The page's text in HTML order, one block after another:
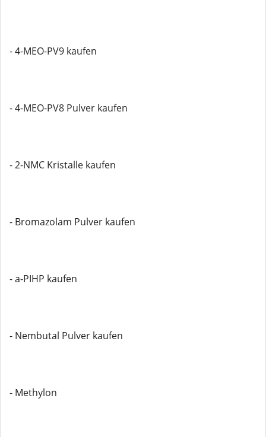
- 4-MEO-PV9 kaufen
- 4-MEO-PV8 Pulver kaufen
- 2-NMC Kristalle kaufen
- Bromazolam Pulver kaufen
- a-PIHP kaufen
- Nembutal Pulver kaufen
- Methylon